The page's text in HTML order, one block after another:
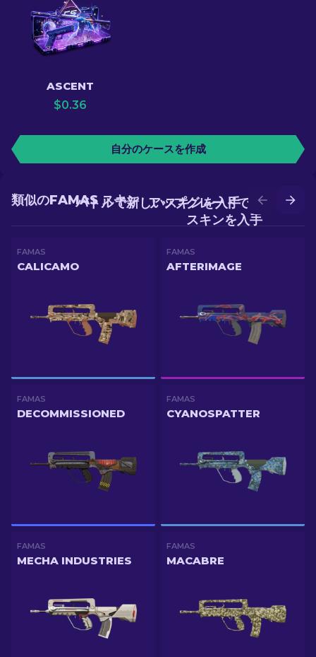
ASCENT
$0.36
自分のケースを作成
アップグレードでより良い
スキンを入手
バトルで新しいスキンを入手
類似のFAMAS スキン
FAMAS
CALICAMO
FAMAS
AFTERIMAGE
FAMAS
DECOMMISSIONED
FAMAS
CYANOSPATTER
FAMAS
MECHA INDUSTRIES
FAMAS
MACABRE